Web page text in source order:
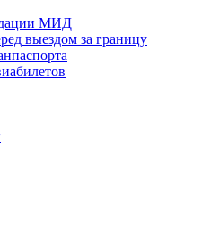
МИД
выездом за границу